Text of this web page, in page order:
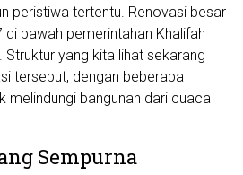
peristiwa tertentu. Renovasi besar
bawah pemerintahan Khalifah
Struktur yang kita lihat sekarang
tersebut, dengan beberapa
melindungi bangunan dari cuaca
Sempurna